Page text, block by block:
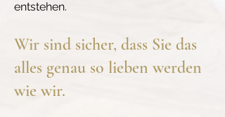
entstehen.
Wir sind sicher, dass Sie das
alles genau so lieben werden
wie wir.